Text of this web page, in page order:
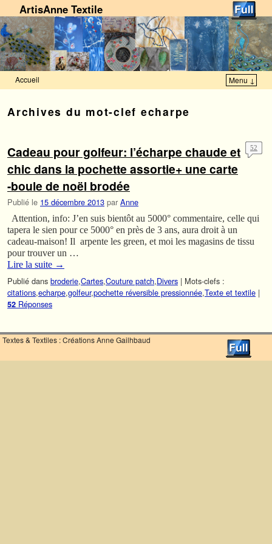
ArtisAnne Textile
Accueil Menu ↓
Archives du mot-clef echarpe
Cadeau pour golfeur: l’écharpe chaude et
chic dans la pochette assortie+ une carte
-boule de noël brodée
Publié le 15 décembre 2013 par Anne
52
Attention, info: J’en suis bientôt au 5000° commentaire, celle qui
tapera le sien pour ce 5000° en près de 3 ans, aura droit à un
cadeau-maison! Il arpente les green, et moi les magasins de tissu
pour trouver un …
Lire la suite →
Publié dans broderie,Cartes,Couture patch,Divers | Mots-clefs :
citations,echarpe,golfeur,pochette réversible pressionnée,Texte et textile |
52 Réponses
Textes & Textiles : Créations Anne Gailhbaud